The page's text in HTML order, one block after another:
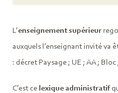
L’enseignement supérieur
auxquels l’enseignant invité va
: décret Paysage ; UE ; AA ;
C’est ce lexique administratif